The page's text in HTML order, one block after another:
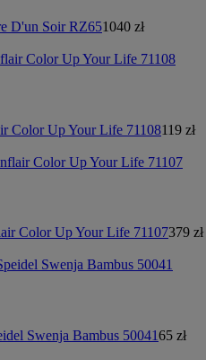
D'un Soir RZ651040 zł
Color Up Your Life 71108119 zł
Color Up Your Life 71107379 zł
Swenja Bambus 5004165 zł